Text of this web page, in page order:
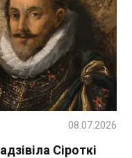
Сіроткі
08.07.2026